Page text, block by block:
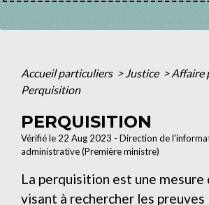
Accueil particuliers > Justice > Affaire
Perquisition
PERQUISITION
Vérifié le 22 Aug 2023 - Direction de
administrative (Première ministre)
La perquisition est une mesure
visant à rechercher les preuves